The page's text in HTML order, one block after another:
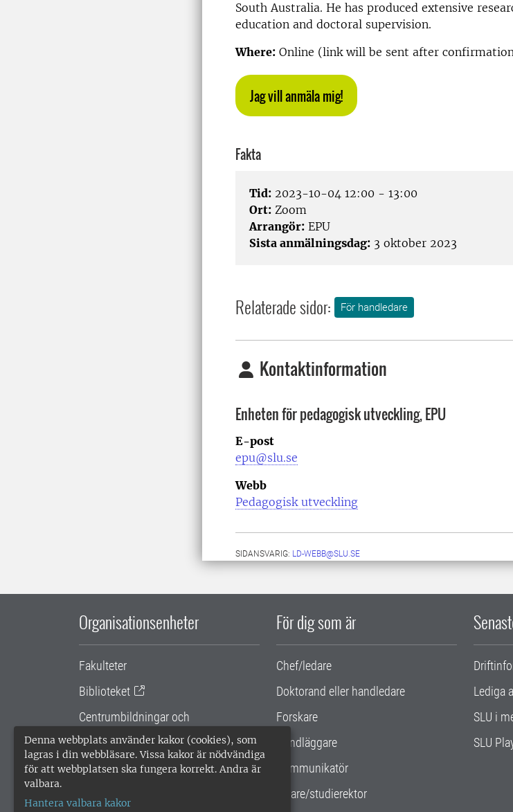
Denna webbplats använder kakor (cookies), som
lagras i din webbläsare. Vissa kakor är nödvändiga
för att webbplatsen ska fungera korrekt. Andra är
valbara.
Hantera valbara kakor
South Australia. He has produced extensive
education and doctoral supervision.
Where: Online (link will be sent after
Jag vill anmäla mig!
Fakta
Tid: 2023-10-04 12:00 - 13:00
Ort: Zoom
Arrangör: EPU
Sista anmälningsdag: 3 oktober 2023
Relaterade sidor: För handledare
Kontaktinformation
Enheten för pedagogisk utveckling, EPU
E-post
epu@slu.se
Webb
Pedagogisk utveckling
SIDANSVARIG: LD-WEBB@SLU.SE
Organisationsenheter
Fakulteter
Biblioteket
Centrumbildningar och
samarbetsprojekt
Gemensamma verksamhetsstödet
För dig som är
Chef/ledare
Doktorand eller handledare
Forskare
Handläggare
Kommunikatör
Lärare/studierektor
Lediga
SLU i
SLU